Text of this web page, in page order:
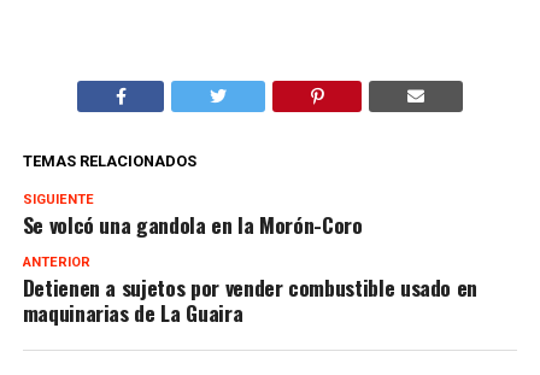
TEMAS RELACIONADOS
SIGUIENTE
Se volcó una gandola en la Morón-Coro
ANTERIOR
Detienen a sujetos por vender combustible usado en
maquinarias de La Guaira